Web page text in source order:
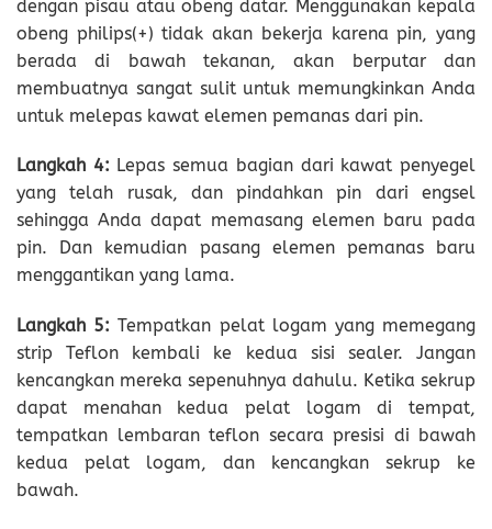
dengan pisau atau obeng datar. Menggunakan kepala
obeng philips(+) tidak akan bekerja karena pin, yang
berada di bawah tekanan, akan berputar dan
membuatnya sangat sulit untuk memungkinkan Anda
untuk melepas kawat elemen pemanas dari pin.
Langkah 4: Lepas semua bagian dari kawat penyegel
yang telah rusak, dan pindahkan pin dari engsel
sehingga Anda dapat memasang elemen baru pada
pin. Dan kemudian pasang elemen pemanas baru
menggantikan yang lama.
Langkah 5: Tempatkan pelat logam yang memegang
strip Teflon kembali ke kedua sisi sealer. Jangan
kencangkan mereka sepenuhnya dahulu. Ketika sekrup
dapat menahan kedua pelat logam di tempat,
tempatkan lembaran teflon secara presisi di bawah
kedua pelat logam, dan kencangkan sekrup ke
bawah.